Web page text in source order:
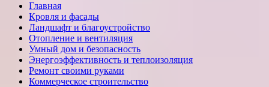
Главная
Кровля и фасады
Ландшафт и благоустройство
Отопление и вентиляция
Умный дом и безопасность
Энергоэффективность и теплоизоляция
Ремонт своими руками
Коммерческое строительство